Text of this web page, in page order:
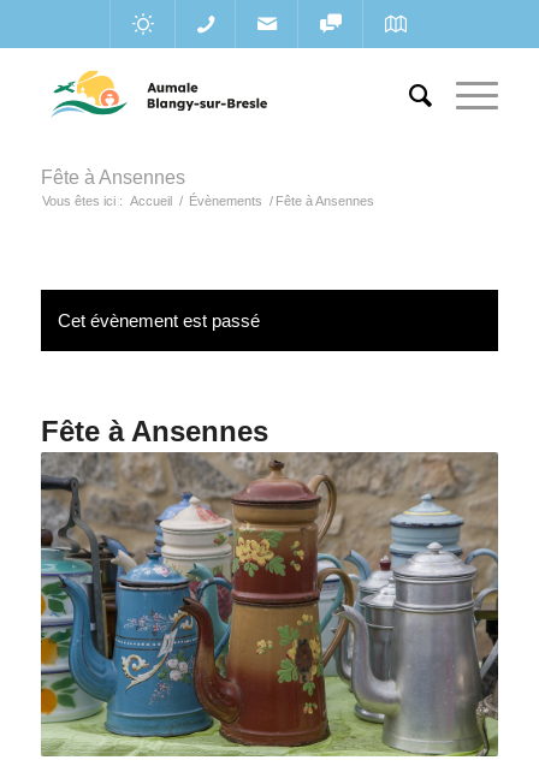
Fête à Ansennes
Vous êtes ici : Accueil / Évènements / Fête à Ansennes
Cet évènement est passé
Fête à Ansennes